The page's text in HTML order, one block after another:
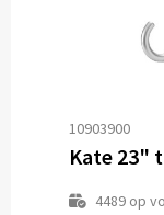
10903900
4489op